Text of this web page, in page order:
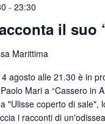
il suo
-23:30
Marittima
agosto alle 21.30 è in
Mari a “Cassero in
"Ulisse coperto di sale",
i racconti di